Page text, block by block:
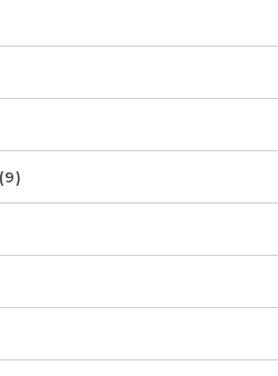
(9)